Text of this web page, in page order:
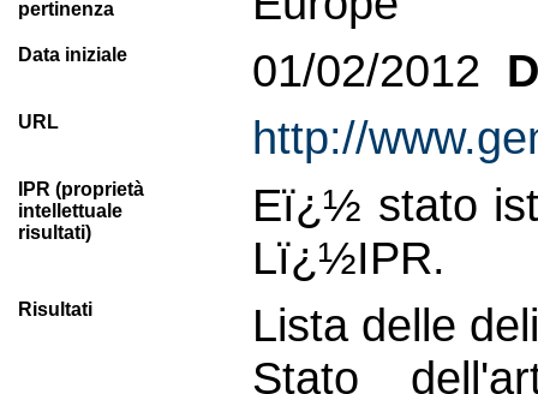
pertinenza
Data iniziale 01/02/2012
URL http://
IPR (proprietà
intellettuale
risultati)
Eï¿½ stato
Lï¿½IPR.
Risultati
Lista delle
Stato